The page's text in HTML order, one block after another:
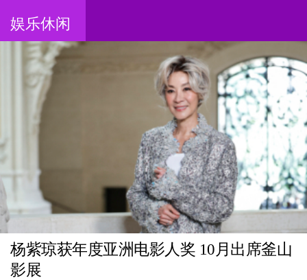
娱乐休闲
杨紫琼获年度亚洲电影人奖 10月出席釜山
影展